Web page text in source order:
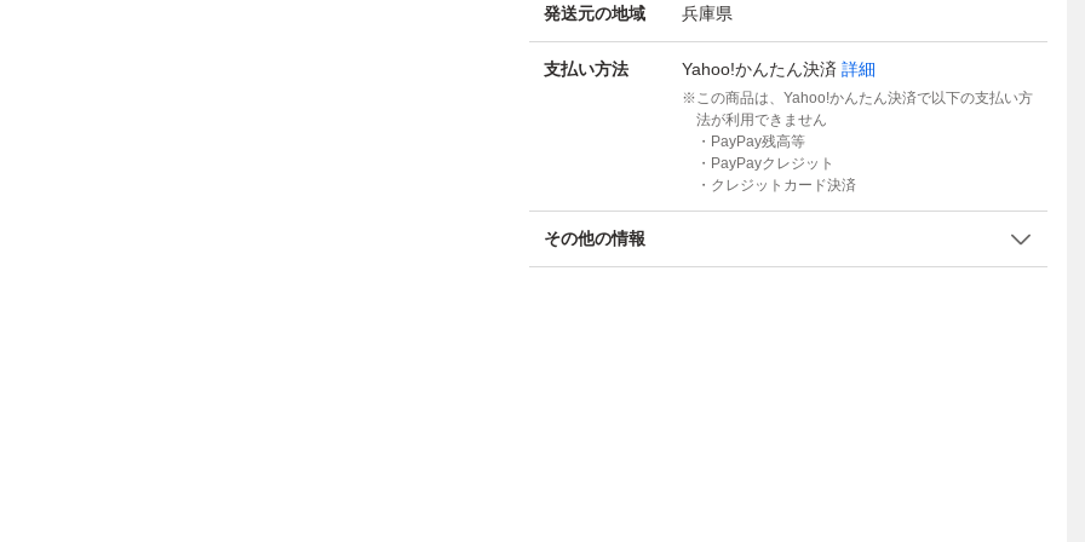
発送元の地域 兵庫県
支払い方法 Yahoo!かんたん決済 詳細
この商品は、Yahoo!かんたん決済で以下の支払い方
法が利用できません
・PayPay残高等
・PayPayクレジット
・クレジットカード決済
その他の情報